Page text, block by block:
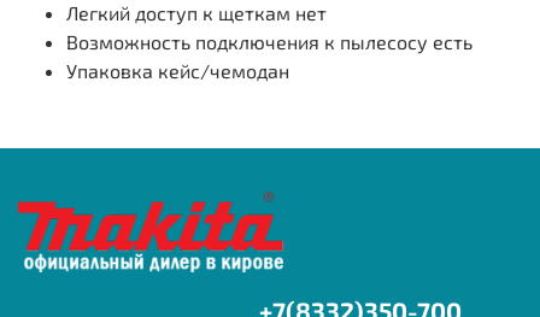
Легкий доступ к щеткам нет
Возможность подключения к пылесосу есть
Упаковка кейс/чемодан
+7(8332)350-700